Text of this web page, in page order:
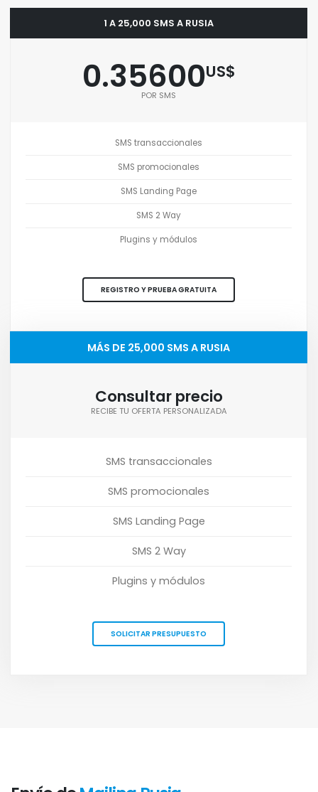
1 A 25,000 SMS A RUSIA
0.35600US$
POR SMS
SMS transaccionales
SMS promocionales
SMS Landing Page
SMS 2 Way
Plugins y módulos
REGISTRO Y PRUEBA GRATUITA
MÁS DE 25,000 SMS A RUSIA
Consultar precio
RECIBE TU OFERTA PERSONALIZADA
SMS transaccionales
SMS promocionales
SMS Landing Page
SMS 2 Way
Plugins y módulos
SOLICITAR PRESUPUESTO